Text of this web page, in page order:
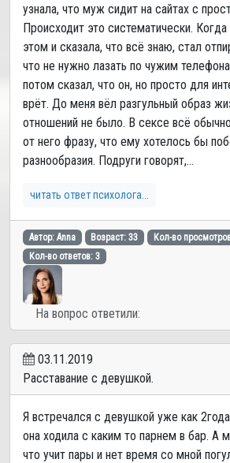
узнала, что муж сидит на сайтах с
Происходит это систематически.
этом и сказала, что всё знаю, стал
что не нужно лазать по чужим
потом сказал, что он, но просто для
врёт. До меня вёл разгульный образ
отношений не было. В сексе всё
от него фразу, что ему хотелось бы
разнообразия. Подруги говорят,...
читать ответ психолога...
Автор: Anna Возраст: 33
Кол-во
Кол-во ответов: 3
На вопрос ответили:
03.11.2019
Расставание с девушкой.
Я встречался с девушкой уже как
она ходила с каким то парнем в бар. А
что учит пары и нет время со мной